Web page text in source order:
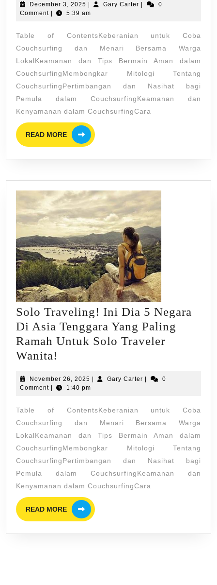
Di
Pemanfaatan
Jaringan
Bus
Transjogja,
Krl,
Dan
Trip
Murah!
December 3, 2025 December
3,
Gary Carter Gary
0
Comment
5:39 am
Table of ContentsKeberanian untuk Coba
Couchsurfing dan Menari Bersama Warga
LokalKeamanan dan Tips Bermain Aman dalam
CouchsurfingMembongkar Mitologi Tentang
CouchsurfingPertimbangan dan Nasihat bagi
Pemula dalam CouchsurfingKeamanan dan
Kenyamanan dalam CouchsurfingCara
READ MORE
READ
MORE
Solo Traveling! Ini Dia 5 Negara
Di Asia Tenggara Yang Paling
Ramah Untuk Solo Traveler
Wanita!
Ini
Negara
Di
Asia
Tenggara
Yang
Paling
Ramah
November 26, 2025 November
26,
| Gary Carter Gary
|
0
Comment | 1:40 pm
Table of ContentsKeberanian untuk Coba
Couchsurfing dan Menari Bersama Warga
LokalKeamanan dan Tips Bermain Aman dalam
CouchsurfingMembongkar Mitologi Tentang
CouchsurfingPertimbangan dan Nasihat bagi
Pemula dalam CouchsurfingKeamanan dan
Kenyamanan dalam CouchsurfingCara
READ MORE
READ
MORE